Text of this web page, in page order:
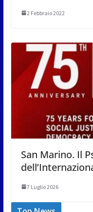
2 Febbraio 2022
San Marino. Il
7 Luglio 2026